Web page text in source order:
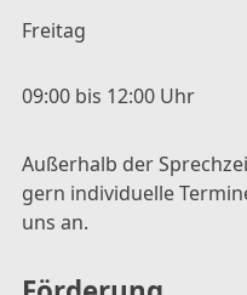
Freitag
09:00 bis 12:00 Uhr
Außerhalb der
gern individuelle
uns an.